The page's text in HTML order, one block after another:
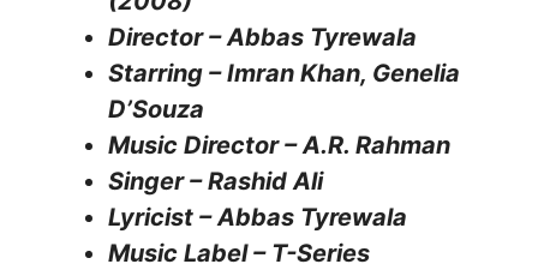
Director – Abbas Tyrewala
Starring – Imran Khan, Genelia
D’Souza
Music Director – A.R. Rahman
Singer – Rashid Ali
Lyricist – Abbas Tyrewala
Music Label – T-Series